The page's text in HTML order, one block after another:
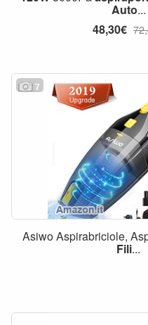
Auto...
48,30€
7
Asiwo Aspirabriciole,
Fili...